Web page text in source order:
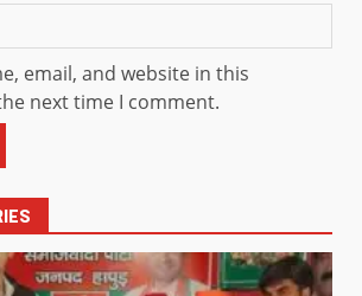
email, and website in this
next time I comment.